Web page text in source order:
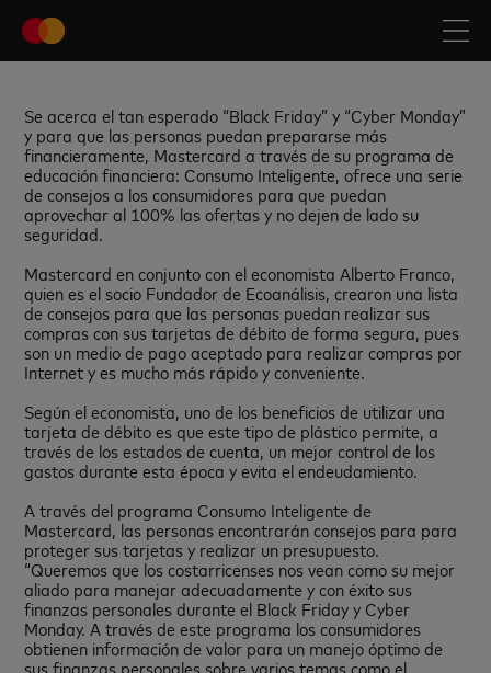
Se acerca el tan esperado “Black Friday” y “Cyber Monday”
y para que las personas puedan prepararse más
financieramente, Mastercard a través de su programa de
educación financiera: Consumo Inteligente, ofrece una serie
de consejos a los consumidores para que puedan
aprovechar al 100% las ofertas y no dejen de lado su
seguridad.
Mastercard en conjunto con el economista Alberto Franco,
quien es el socio Fundador de Ecoanálisis, crearon una lista
de consejos para que las personas puedan realizar sus
compras con sus tarjetas de débito de forma segura, pues
son un medio de pago aceptado para realizar compras por
Internet y es mucho más rápido y conveniente.
Según el economista, uno de los beneficios de utilizar una
tarjeta de débito es que este tipo de plástico permite, a
través de los estados de cuenta, un mejor control de los
gastos durante esta época y evita el endeudamiento.
A través del programa Consumo Inteligente de
Mastercard, las personas encontrarán consejos para para
proteger sus tarjetas y realizar un presupuesto.
“Queremos que los costarricenses nos vean como su mejor
aliado para manejar adecuadamente y con éxito sus
finanzas personales durante el Black Friday y Cyber
Monday. A través de este programa los consumidores
obtienen información de valor para un manejo óptimo de
sus finanzas personales sobre varios temas como el